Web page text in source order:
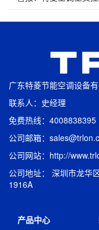
广东特菱节能空调设备
联系人：史经理
免费热线：4008838395
公司邮箱：
公司网站：http://
公司地址： 深圳市龙华
1916A
产品中心